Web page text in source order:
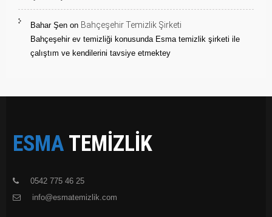
Bahar Şen on Bahçeşehir Temizlik Şirketi
Bahçeşehir ev temizliği konusunda Esma temizlik şirketi ile
çalıştım ve kendilerini tavsiye etmektey
ESMA TEMIZLIK
0542 775 46 25
info@esmatemizlik.com